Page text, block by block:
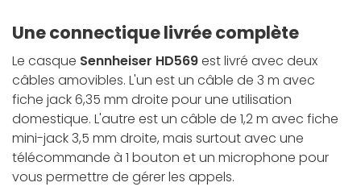
Une connectique livrée complète
Le casque Sennheiser HD569est livré avec deux
câbles amovibles. L'un est un câble de 3 m avec
fiche jack 6,35 mm droite pour une utilisation
domestique. L'autre est un câble de 1,2 m avec fiche
mini-jack 3,5 mm droite, mais surtout avec une
télécommande à 1 bouton et un microphone pour
vous permettre de gérer les appels.